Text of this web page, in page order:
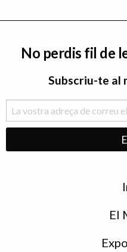
No perdis fil de
Subscriu-te al
El